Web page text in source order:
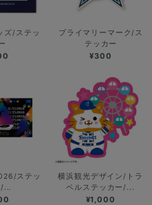
ズ/ステッ
プライマリーマーク/ス
テッカー
¥300
ステッ
...
横浜観光デザイン/トラ
ベルステッカー/...
¥1,000